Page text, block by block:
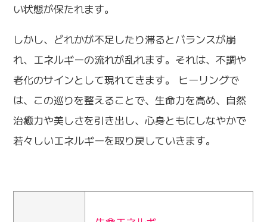
い状態が保たれます。
しかし、どれかが不足したり滞るとバランスが崩
れ、エネルギーの流れが乱れます。それは、不調や
老化のサインとして現れてきます。 ヒーリングで
は、この巡りを整えることで、生命力を高め、自然
治癒力や美しさを引き出し、心身ともにしなやかで
若々しいエネルギーを取り戻していきます。